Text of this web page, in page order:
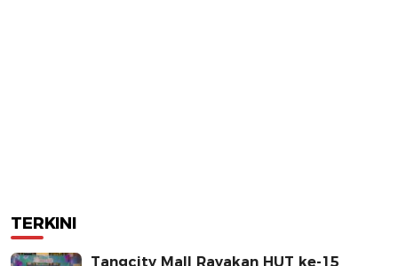
TERKINI
Tangcity Mall Rayakan HUT ke-15